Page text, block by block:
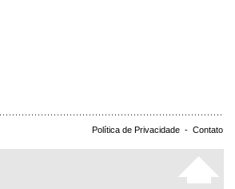
Política de Privacidade - Contato